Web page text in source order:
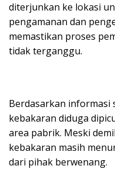
diterjunkan ke lokasi
pengamanan dan
memastikan proses
tidak terganggu.
Berdasarkan informasi
kebakaran diduga
area pabrik. Meski
kebakaran masih
dari pihak berwenang.